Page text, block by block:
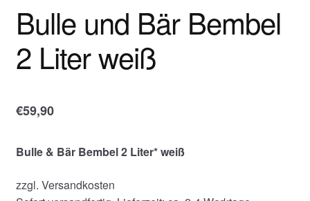
Bulle und Bär Bembel
2 Liter weiß
€59,90
Bulle & Bär Bembel 2 Liter* weiß
zzgl. Versandkosten